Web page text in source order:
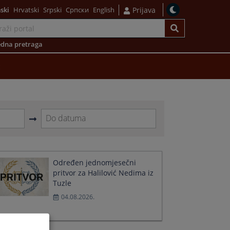
Hrvatski Srpski Српски English Prijava
pretraga
to
interact
with
the
and
Određen jednomjesečni
pritvor za Halilović Nedima iz
Tuzle
04.08.2026.